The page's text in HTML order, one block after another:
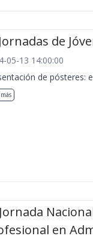
de
05-13 14:00:00
de pósteres:
en